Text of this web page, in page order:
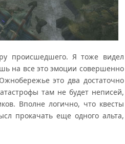
происшедшего. Я тоже видел
на все это эмоции совершенно
это два достаточно
там не будет неписей,
Вполне логично, что квесты
прокачать еще одного альта,